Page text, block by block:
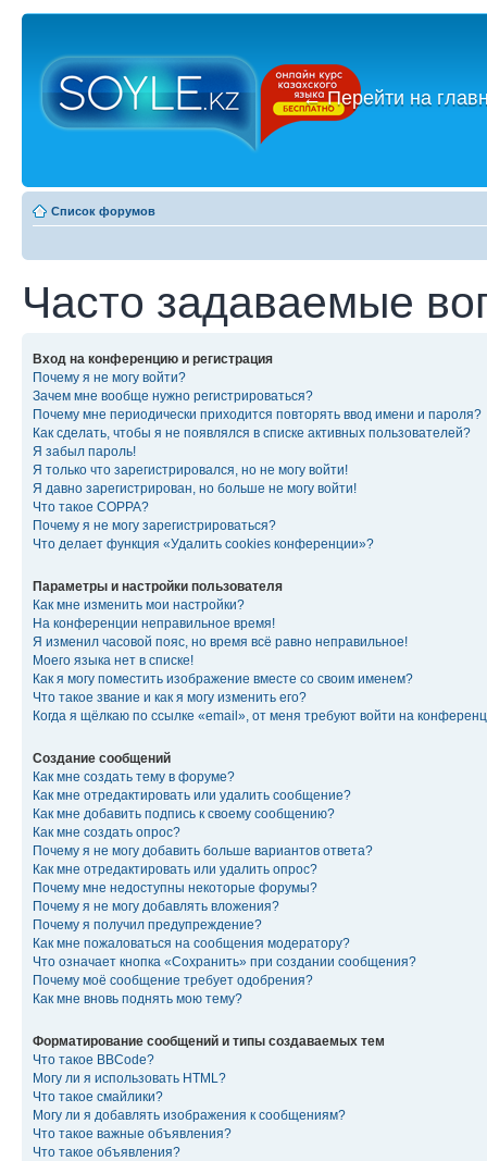
←Перейти на
Список форумов
Часто задаваемые
Вход на конференцию и регистрация
Почему я не могу войти?
Зачем мне вообще нужно регистрироваться?
Почему мне периодически приходится повторять ввод имени и пароля?
Как сделать, чтобы я не появлялся в списке активных пользователей?
Я забыл пароль!
Я только что зарегистрировался, но не могу войти!
Я давно зарегистрирован, но больше не могу войти!
Что такое COPPA?
Почему я не могу зарегистрироваться?
Что делает функция «Удалить cookies конференции»?
Параметры и настройки пользователя
Как мне изменить мои настройки?
На конференции неправильное время!
Я изменил часовой пояс, но время всё равно неправильное!
Моего языка нет в списке!
Как я могу поместить изображение вместе со своим именем?
Что такое звание и как я могу изменить его?
Когда я щёлкаю по ссылке «email», от меня требуют войти на
Создание сообщений
Как мне создать тему в форуме?
Как мне отредактировать или удалить сообщение?
Как мне добавить подпись к своему сообщению?
Как мне создать опрос?
Почему я не могу добавить больше вариантов ответа?
Как мне отредактировать или удалить опрос?
Почему мне недоступны некоторые форумы?
Почему я не могу добавлять вложения?
Почему я получил предупреждение?
Как мне пожаловаться на сообщения модератору?
Что означает кнопка «Сохранить» при создании сообщения?
Почему моё сообщение требует одобрения?
Как мне вновь поднять мою тему?
Форматирование сообщений и типы создаваемых тем
Что такое BBCode?
Могу ли я использовать HTML?
Что такое смайлики?
Могу ли я добавлять изображения к сообщениям?
Что такое важные объявления?
Что такое объявления?